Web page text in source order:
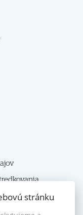
stránku